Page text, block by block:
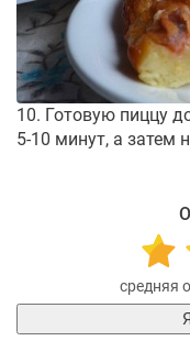
10. Готовую пиццу
5-10 минут, а затем